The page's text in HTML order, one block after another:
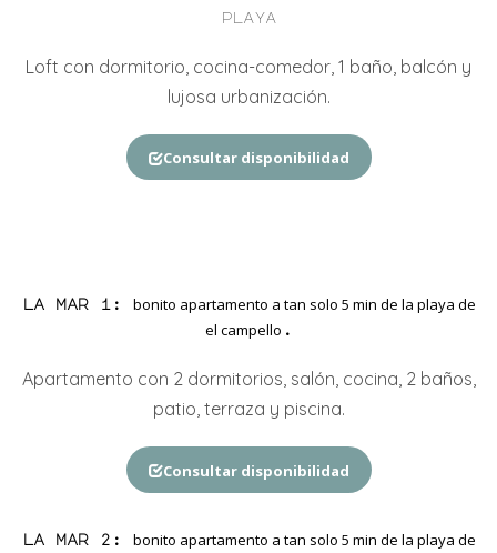
playa
Loft con dormitorio, cocina-comedor, 1 baño, balcón y
lujosa urbanización.
Consultar disponibilidad
la mar 1 :
bonito apartamento a tan solo 5 min de la playa de
el campello .
Apartamento con 2dormitorios, salón, cocina, 2 baños,
patio, terraza y piscina.
Consultar disponibilidad
la mar 2 :
bonito apartamento a tan solo 5 min de la playa de